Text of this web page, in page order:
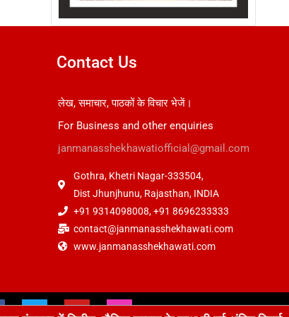
Contact Us
लेख, समाचार, पाठकों के विचार भेजें।
For Business and other enquiries
janmanasshekhawatiofficial@gmail.com
Gothra, Khetri Nagar-333504,
Dist Jhunjhunu, Rajasthan, INDIA
+91 9314098008, +91 8696233333
contact@janmanasshekhawati.com
www.janmanasshekhawati.com